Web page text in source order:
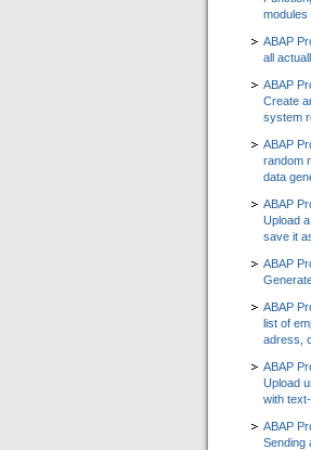
modules
ABAP
all
ABAP
Create
system
ABAP
random
data
ABAP
Upload
save it
ABAP
ABAP
list of
adress,
ABAP
Upload
with
ABAP
Sending